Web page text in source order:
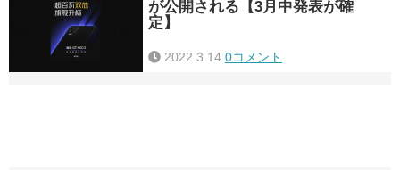
が公開される【3月中発表が確
定】
2022.3.14 0コメント